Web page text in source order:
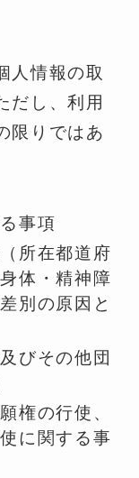
人情報の取
だし、利用
限りではあ
事項
所在都道府
体・精神障
別の原因と
びその他団
権の行使、
に関する事